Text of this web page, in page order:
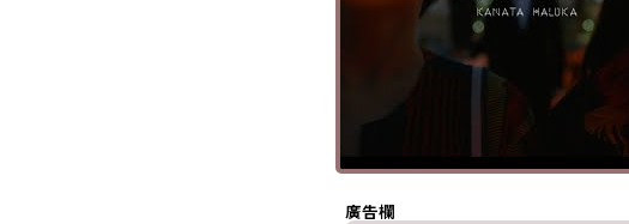
分享至
複製鏈結
廣告欄